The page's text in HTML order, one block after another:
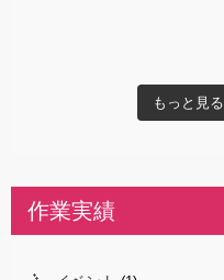
もっと見る
作業実績